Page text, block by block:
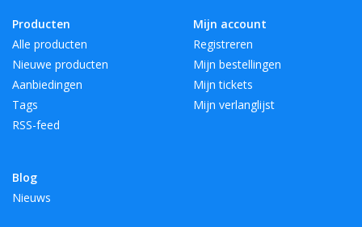
Producten
Alle producten
Nieuwe producten
Aanbiedingen
Tags
RSS-feed
Blog
Nieuws
Mijn account
Registreren
Mijn bestellingen
Mijn tickets
Mijn verlanglijst